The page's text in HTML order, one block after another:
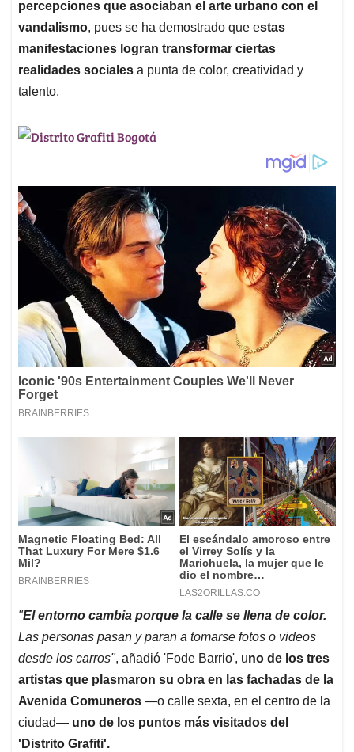
percepciones que asociaban el arte urbano con el
vandalismo, pues se ha demostrado que estas
manifestaciones logran transformar ciertas
realidades sociales a punta de color, creatividad y
talento.
"El entorno cambia porque la calle se llena de color.
Las personas pasan y paran a tomarse fotos o videos
desde los carros", añadió 'Fode Barrio', uno de los tres
artistas que plasmaron su obra en las fachadas de la
Avenida Comuneros —o calle sexta, en el centro de la
ciudad— uno de los puntos más visitados del
'Distrito Grafiti'.